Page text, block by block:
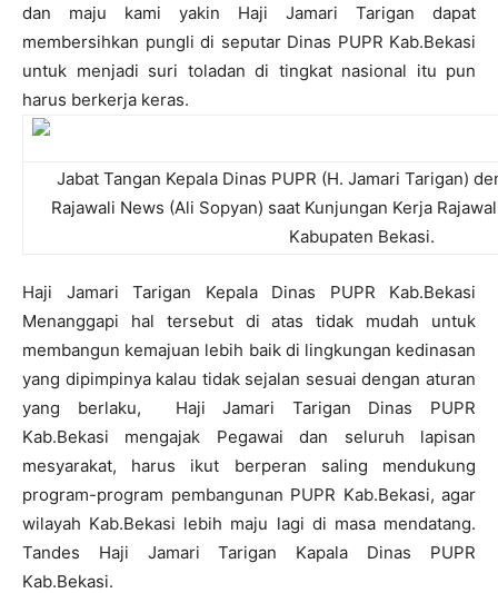
dan maju kami yakin Haji Jamari Tarigan dapat
membersihkan pungli di seputar Dinas PUPR Kab.Bekasi
untuk menjadi suri toladan di tingkat nasional itu pun
harus berkerja keras.
Jabat Tangan Kepala Dinas PUPR (H. Jamari Tarigan)
Rajawali News (Ali Sopyan) saat Kunjungan Kerja
Kabupaten Bekasi.
Haji Jamari Tarigan Kepala Dinas PUPR Kab.Bekasi
Menanggapi hal tersebut di atas tidak mudah untuk
membangun kemajuan lebih baik di lingkungan kedinasan
yang dipimpinya kalau tidak sejalan sesuai dengan aturan
yang berlaku,
Haji Jamari Tarigan Dinas PUPR
Kab.Bekasi mengajak Pegawai dan seluruh lapisan
mesyarakat, harus ikut berperan saling
mendukung
program-program pembangunan PUPR Kab.Bekasi, agar
wilayah Kab.Bekasi lebih maju lagi di masa mendatang.
Tandes Haji Jamari Tarigan Kapala Dinas PUPR
Kab.Bekasi.